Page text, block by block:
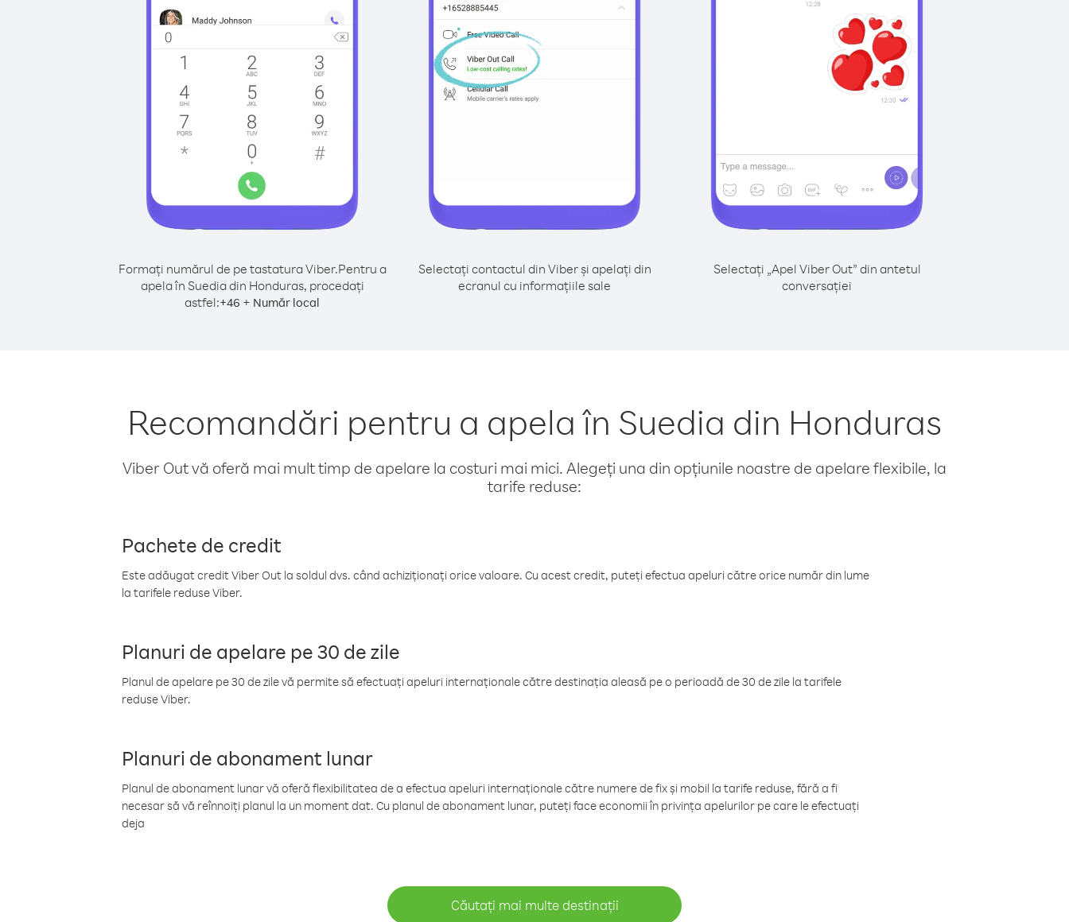
Formați numărul de pe tastatura Viber.Pentru a
apela în Suedia din Honduras, procedați
astfel:+46 + Număr local
Selectați contactul din Viber și apelați din
ecranul cu informațiile sale
Selectați „Apel Viber Out” din antetul
conversației
Recomandări pentru a apela în Suedia din Honduras
Viber Out vă oferă mai mult timp de apelare la costuri mai mici. Alegeți una din opțiunile noastre de apelare flexibile, la
tarife reduse:
Pachete de credit
Este adăugat credit Viber Out la soldul dvs. când achiziționați orice valoare. Cu acest credit, puteți efectua apeluri către orice număr din lume
la tarifele reduse Viber.
Planuri de apelare pe 30 de zile
Planul de apelare pe 30 de zile vă permite să efectuați apeluri internaționale către destinația aleasă pe o perioadă de 30 de zile la tarifele
reduse Viber.
Planuri de abonament lunar
Planul de abonament lunar vă oferă flexibilitatea de a efectua apeluri internaționale către numere de fix și mobil la tarife reduse, fără a fi
necesar să vă reînnoiți planul la un moment dat. Cu planul de abonament lunar, puteți face economii în privința apelurilor pe care le efectuați
deja
Căutați mai multe destinații